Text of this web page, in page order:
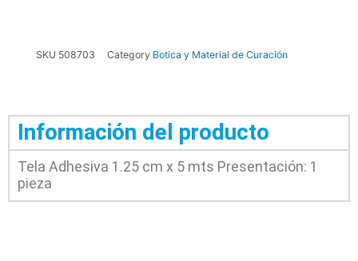
SKU 508703 Category Botica y Material de Curación
Información del producto
Tela Adhesiva 1.25 cm x 5 mts Presentación: 1
pieza